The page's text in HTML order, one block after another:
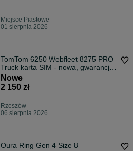
Miejsce Piastowe
01 sierpnia 2026
TomTom 6250 Webfleet 8275 PRO
Truck karta SIM - nowa, gwarancja
!Nowe
2 150 zł
Rzeszów
06 sierpnia 2026
Oura Ring Gen 4 Size 8